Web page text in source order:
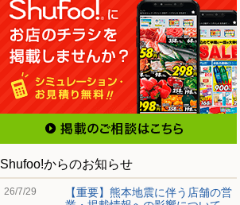
Shufoo!からのお知らせ
26/7/29
【重要】熊本地震に伴う店舗の営